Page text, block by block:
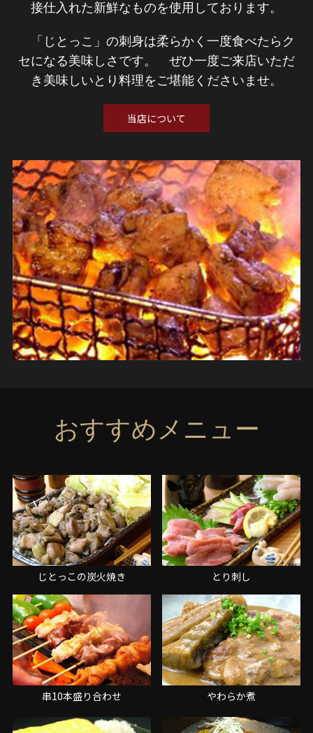
接仕入れた新鮮なものを使用しております。
「じとっこ」の刺身は柔らかく一度食べたら ク
セになる美味しさです。
ぜひ一度ご来店いただ
き美味しいとり料理を ご堪能くださいませ。
当店について
おすすめメニュー
じとっこの炭火焼き とり刺し
串10本盛り合わせ やわらか煮